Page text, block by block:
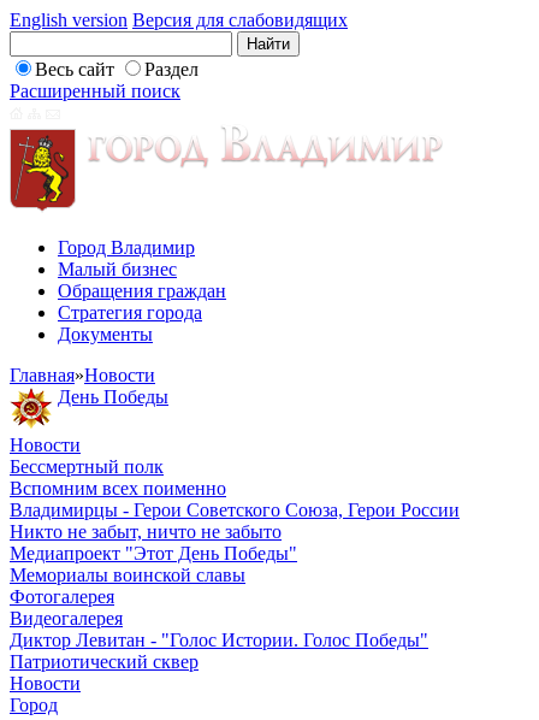
English version Версия для слабовидящих
Весь сайт
Раздел
Расширенный поиск
Город Владимир
Малый бизнес
Обращения граждан
Стратегия города
Документы
Главная»Новости
День Победы
Новости
Бессмертный полк
Вспомним всех поименно
Владимирцы - Герои Советского Союза, Герои России
Никто не забыт, ничто не забыто
Медиапроект "Этот День Победы"
Мемориалы воинской славы
Фотогалерея
Видеогалерея
Диктор Левитан - "Голос Истории. Голос Победы"
Патриотический сквер
Новости
Город